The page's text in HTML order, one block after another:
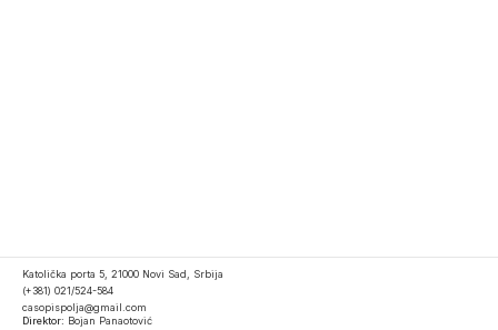
Katolička porta 5, 21000 Novi Sad, Srbija
(+381) 021/524-584
casopispolja@gmail.com
Direktor: Bojan Panaotović